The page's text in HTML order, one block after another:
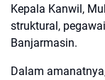
Kepala Kanwil,
struktural,
Banjarmasin.
Dalam